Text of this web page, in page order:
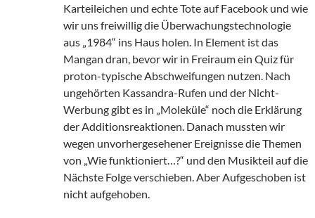
Karteileichen und echte Tote auf Facebook und wie
wir uns freiwillig die Überwachungstechnologie
aus „1984“ ins Haus holen. In Element ist das
Mangan dran, bevor wir in Freiraum ein Quiz für
proton-typische Abschweifungen nutzen. Nach
ungehörten Kassandra-Rufen und der Nicht-
Werbung gibt es in „Moleküle“ noch die Erklärung
der Additionsreaktionen. Danach mussten wir
wegen unvorhergesehener Ereignisse die Themen
von „Wie funktioniert…?“ und den Musikteil auf die
Nächste Folge verschieben. Aber Aufgeschoben ist
nicht aufgehoben.